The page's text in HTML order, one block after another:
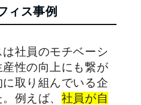
ィス事例
社員のモチベーシ
性の向上にも繋が
取り組んでいる企
例えば、 社員が自